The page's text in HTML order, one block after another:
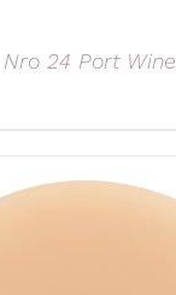
Nro 24 Port Wine